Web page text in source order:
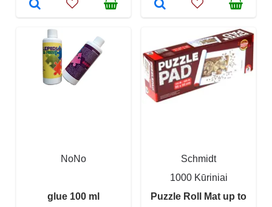
NoNo
glue 100 ml
Schmidt
1000 Kūriniai
Puzzle Roll Mat up to